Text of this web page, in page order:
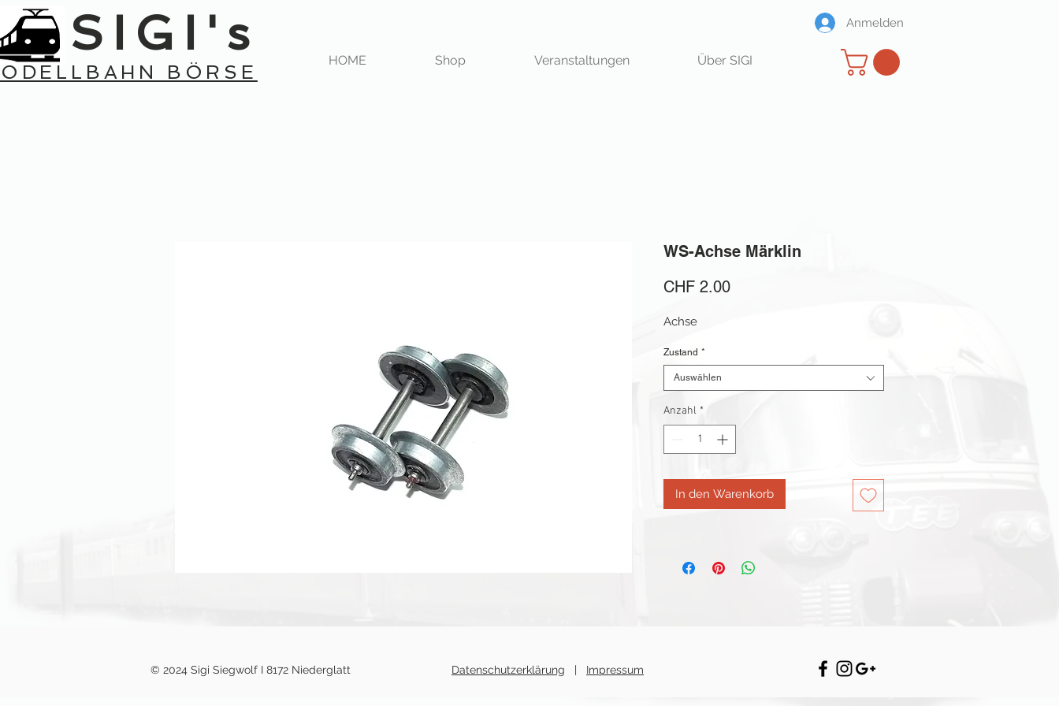
BÖRSE
Anmelden
HOME Shop Veranstaltungen Über SIGI
WS-Achse Märklin
CHF 2.00Preis
Achse
Zustand *
Auswählen
Anzahl *
In den Warenkorb
© 2024 Sigi Siegwolf I 8172 Niederglatt Datenschutzerklärung | Impressum